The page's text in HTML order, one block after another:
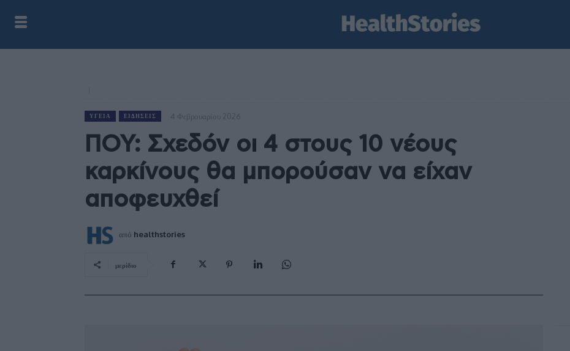
ΥΓΕΊΑ ΕΙΔΉΣΕΙΣ 4 Φεβρουαρίου 2026
ΠΟΥ: Σχεδόν οι 4 στους 10 νέους
καρκίνους θα μπορούσαν να είχαν
αποφευχθεί
από healthstories
μερίδιο